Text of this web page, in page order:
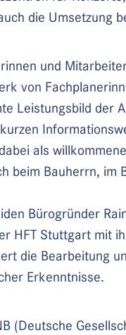
die Umsetzung
und
von
Leistungsbild der
als
beim Bauherrn, im
Bürogründer
HFT Stuttgart mit
die Bearbeitung
Erkenntnisse.
(Deutsche